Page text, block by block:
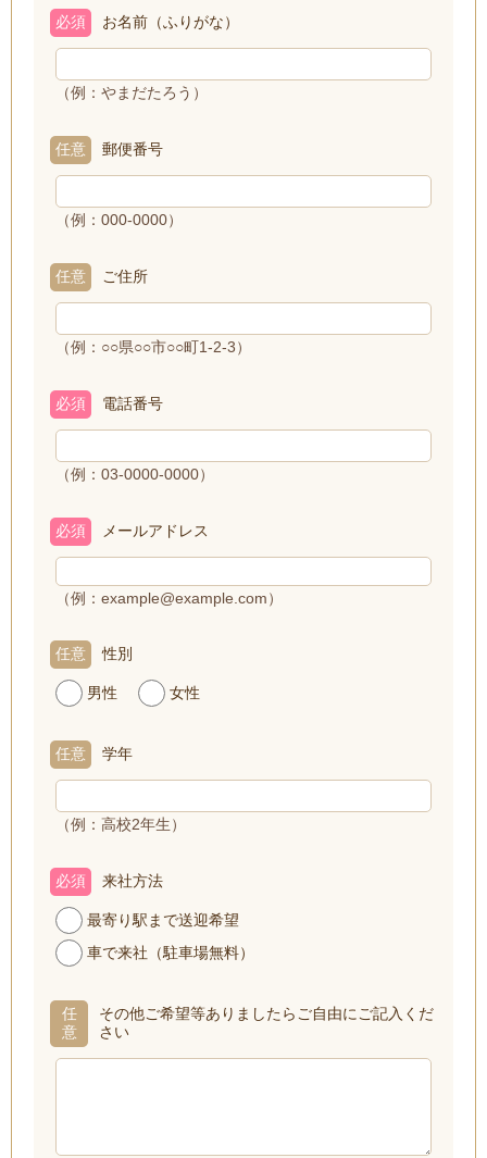
お名前（ふりがな）
必須
（例：やまだたろう）
郵便番号
任意
（例：000-0000）
ご住所
任意
（例：○○県○○市○○町1-2-3）
電話番号
必須
（例：03-0000-0000）
メールアドレス
必須
（例：example@example.com）
性別
任意
男性 女性
学年
任意
（例：高校2年生）
来社方法
必須
最寄り駅まで送迎希望
車で来社（駐車場無料）
その他ご希望等ありましたらご自由にご記入くだ
さい
任
意